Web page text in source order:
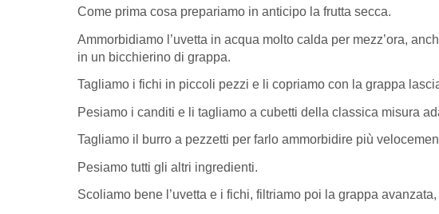
Come prima cosa prepariamo in anticipo la frutta secca.
Ammorbidiamo l’uvetta in acqua molto calda per mezz’ora,
in un bicchierino di grappa.
Tagliamo i fichi in piccoli pezzi e li copriamo con la grappa
Pesiamo i canditi e li tagliamo a cubetti della classica misura
Tagliamo il burro a pezzetti per farlo ammorbidire più
Pesiamo tutti gli altri ingredienti.
Scoliamo bene l’uvetta e i fichi, filtriamo poi la grappa